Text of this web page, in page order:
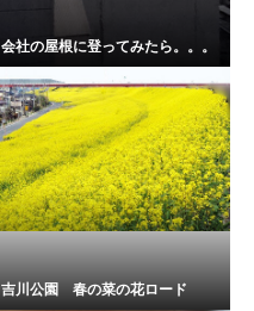
会社の屋根に登ってみたら。。。
吉川公園 春の菜の花ロード